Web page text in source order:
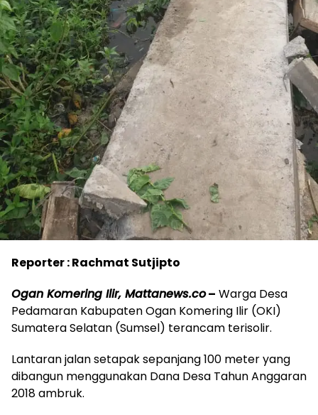
Reporter : Rachmat Sutjipto
Ogan Komering Ilir, Mattanews.co– Warga Desa
Pedamaran Kabupaten Ogan Komering Ilir (OKI)
Sumatera Selatan (Sumsel) terancam terisolir.
Lantaran jalan setapak sepanjang 100 meter yang
dibangun menggunakan Dana Desa Tahun Anggaran
2018 ambruk.